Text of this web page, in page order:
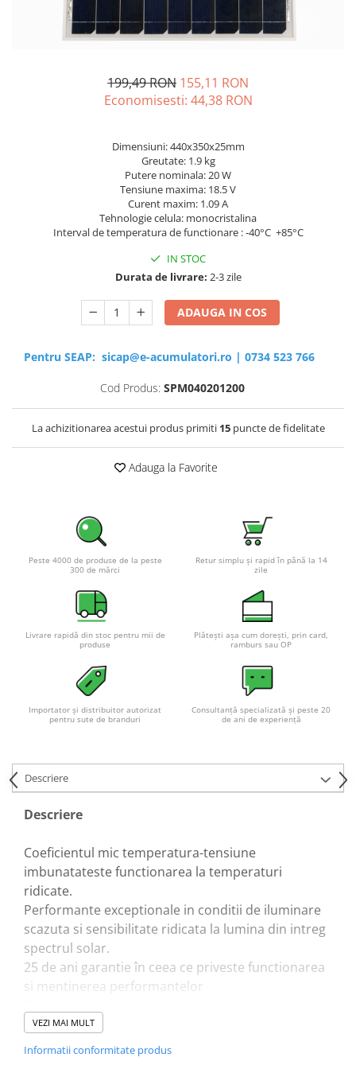
Sisteme de management (BMS)
199,49 RON 155,11 RON
Economisesti: 44,38 RON
Dimensiuni: 440x350x25mm
Greutate: 1.9 kg
Putere nominala: 20 W
Tensiune maxima: 18.5 V
Curent maxim: 1.09 A
Tehnologie celula: monocristalina
Interval de temperatura de functionare : -40°C +85°C
IN STOC
Durata de livrare: 2-3 zile
ADAUGA IN COS
Pentru SEAP: sicap@e-acumulatori.ro | 0734 523 766
Cod Produs: SPM040201200
La achizitionarea acestui produs primiti 15puncte de fidelitate
Adauga la Favorite
Peste 4000 de produse de la peste
300 de mărci
Retur simplu și rapid în până la 14
zile
Livrare rapidă din stoc pentru mii de
produse
Plătești așa cum dorești, prin card,
ramburs sau OP
Importator și distribuitor autorizat
pentru sute de branduri
Consultanță specializată și peste 20
de ani de experiență
Descriere
Descriere
Coeficientul mic temperatura-tensiune
imbunatateste functionarea la temperaturi
ridicate.
Performante exceptionale in conditii de iluminare
scazuta si sensibilitate ridicata la lumina din intreg
spectrul solar.
25 de ani garantie în ceea ce priveste functionarea
si mentinerea performantelor
defecte de fabricatie
Cutie de conexiuni inchisa ermetic, rezistenta la
VEZI MAI MULT
Informatii conformitate produs